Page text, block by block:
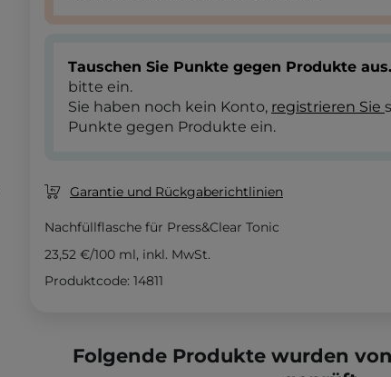
Tauschen Sie Punkte gegen Produkte aus.
bitte ein.
Sie haben noch kein Konto, registrieren Sie
Punkte gegen Produkte ein.
Garantie und Rückgaberichtlinien
Nachfüllflasche für Press&Clear Tonic
23,52 €/100 ml, inkl. MwSt.
Produktcode: 14811
Folgende Produkte wurden